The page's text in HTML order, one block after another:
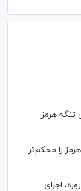
تنگه هرمز
را محکم‌تر
اجرای